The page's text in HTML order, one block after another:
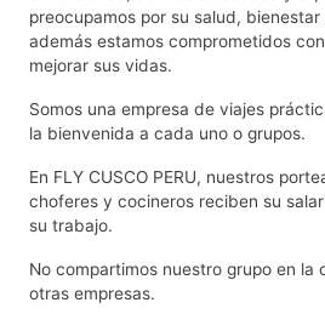
preocupamos por su salud,
además estamos comprometidos
mejorar sus vidas.
Somos una empresa de viajes
la bienvenida a cada uno o grupos.
En FLY CUSCO PERU, nuestros
choferes y cocineros reciben su
su trabajo.
No compartimos nuestro grupo en la
otras empresas.